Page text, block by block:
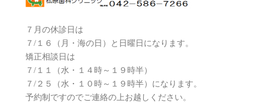
７月の休診日は
７/１６（月・海の日）と日曜日になります。
矯正相談日は
７/１１（水・１４時～１９時半）
７/２５（水・１０時～１９時半）になります。
予約制ですのでご連絡の上お越しください。